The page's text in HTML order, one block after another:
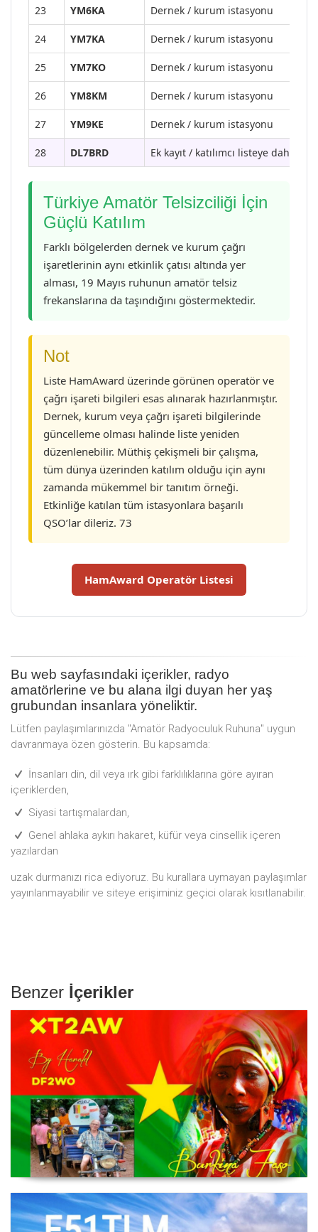
23 YM6KA Dernek / kurum istasyonu
24 YM7KA Dernek / kurum istasyonu
25 YM7KO Dernek / kurum istasyonu
26 YM8KM Dernek / kurum istasyonu
27 YM9KE Dernek / kurum istasyonu
28 DL7BRD Ek kayıt / katılımcı listeye dahil
Türkiye Amatör Telsizciliği İçin
Güçlü Katılım
Farklı bölgelerden dernek ve kurum çağrı
işaretlerinin aynı etkinlik çatısı altında yer
alması, 19 Mayıs ruhunun amatör telsiz
frekanslarına da taşındığını göstermektedir.
Not
Liste HamAward üzerinde görünen operatör ve
çağrı işareti bilgileri esas alınarak hazırlanmıştır.
Dernek, kurum veya çağrı işareti bilgilerinde
güncelleme olması halinde liste yeniden
düzenlenebilir. Müthiş çekişmeli bir çalışma,
tüm dünya üzerinden katılım olduğu için aynı
zamanda mükemmel bir tanıtım örneği.
Etkinliğe katılan tüm istasyonlara başarılı
QSO’lar dileriz. 73
HamAward Operatör Listesi
Bu web sayfasındaki içerikler, radyo
amatörlerine ve bu alana ilgi duyan her yaş
grubundan insanlara yöneliktir.
Lütfen paylaşımlarınızda "Amatör Radyoculuk Ruhuna" uygun
davranmaya özen gösterin. Bu kapsamda:
İnsanları din, dil veya ırk gibi farklılıklarına göre ayıran
içeriklerden,
Siyasi tartışmalardan,
Genel ahlaka aykırı hakaret, küfür veya cinsellik içeren
yazılardan
uzak durmanızı rica ediyoruz. Bu kurallara uymayan paylaşımlar
yayınlanmayabilir ve siteye erişiminiz geçici olarak kısıtlanabilir.
Benzer İçerikler